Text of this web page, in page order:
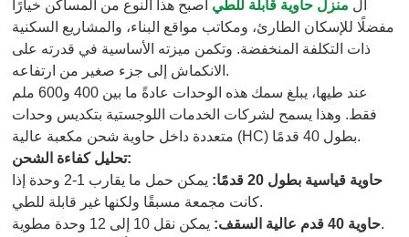
ال منزل حاوية قابلة للطي أصبح هذا النوع من المساكن خيارًا
مفضلًا للإسكان الطارئ، ومكاتب مواقع البناء، والمشاريع السكنية
ذات التكلفة المنخفضة. وتكمن ميزته الأساسية في قدرته على
الانكماش إلى جزء صغير من ارتفاعه.
عند طيها، يبلغ سمك هذه الوحدات عادةً ما بين 400 و600 ملم
فقط. وهذا يسمح لشركات الخدمات اللوجستية بتكديس وحدات
متعددة داخل حاوية شحن مكعبة عالية (HC) بطول 40 قدمًا.
تحليل كفاءة الشحن:
حاوية قياسية بطول 20 قدمًا:
يمكن حمل ما يقارب 1-2 وحدة إذا
كانت مجمعة مسبقًا ولكنها غير قابلة للطي.
حاوية 40 قدم عالية السقف:يمكن نقل 10 إلى 12 وحدة مطوية.